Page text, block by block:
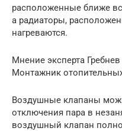
расположенные ближе
а радиаторы,
нагреваются.
Мнение эксперта
Монтажник
Воздушные клапаны
отключения пара в
воздушный клапан